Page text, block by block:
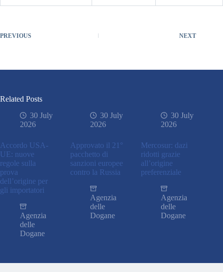
PREVIOUS NEXT
Related Posts
30 July
2026
Accordo USA-
UE: nuove
regole sulla
prova
dell’origine per
gli importatori
Agenzia
delle
Dogane
30 July
2026
Approvato il 21°
pacchetto di
sanzioni europee
contro la Russia
Agenzia
delle
Dogane
30 July
2026
Mercosur: dazi
ridotti grazie
all’origine
preferenziale
Agenzia
delle
Dogane